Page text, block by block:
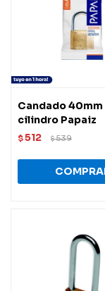
Candado
cilindro Papaiz
$512 $539